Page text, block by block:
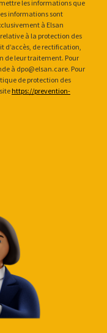
les informations que
informations sont
à Elsan
à la protection des
d’accès, de rectification,
de leur traitement. Pour
à dpo@elsan.care. Pour
de protection des
https://prevention-